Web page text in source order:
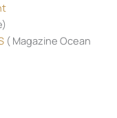
( Magazine Ocean